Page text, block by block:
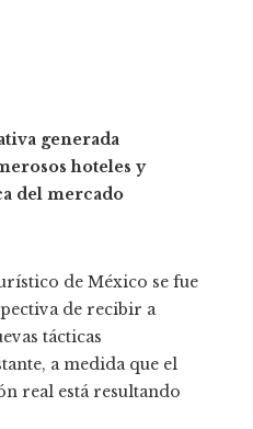
generada
hoteles y
del mercado
de México se fue
de recibir a
tácticas
a medida que el
real está resultando